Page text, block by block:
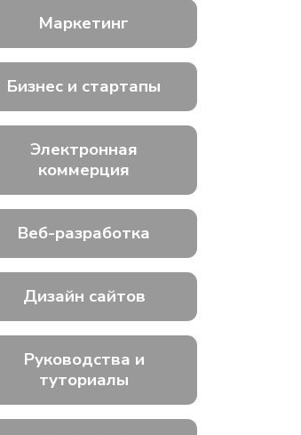
Маркетинг
Бизнес и стартапы
Электронная
коммерция
Веб-разработка
Дизайн сайтов
Руководства и
туториалы